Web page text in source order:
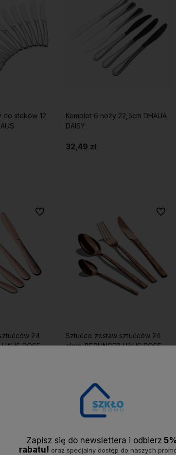
do steków 12
Komplet 6 noży 22,5cm DHALIA
DAISY
32,49 zł
24
HAUS ROSE
Do ulubionych
Sztućce zestaw sztućców 24
elem. BERLINGER HAUS ROSE
Do koszyka
Do
Zapisz się do newslettera i odbierz 5%
rabatu! oraz specjalny dostęp do naszych